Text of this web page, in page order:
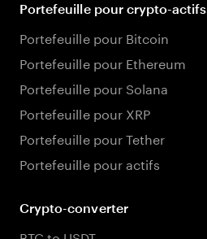
Portefeuille pour crypto-actifs
Portefeuille pour Bitcoin
Portefeuille pour Ethereum
Portefeuille pour Solana
Portefeuille pour XRP
Portefeuille pour Tether
Portefeuille pour actifs
Crypto-converter